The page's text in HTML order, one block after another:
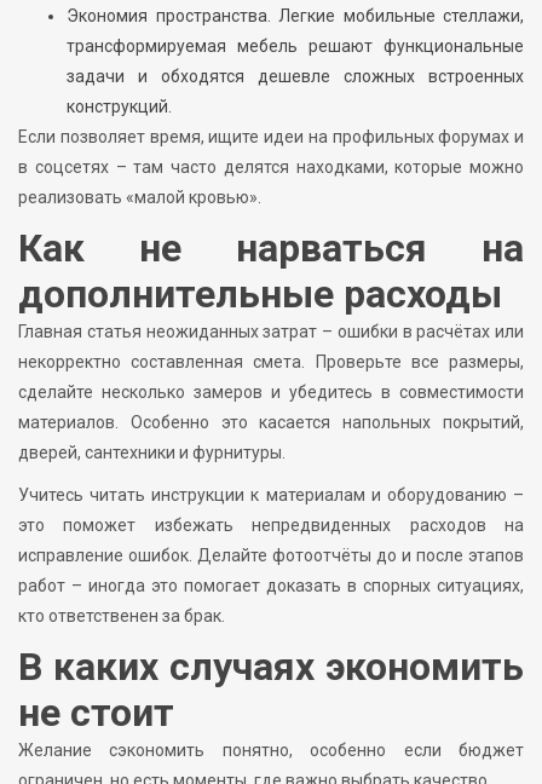
Экономия пространства. Легкие мобильные стеллажи,
трансформируемая мебель решают функциональные
задачи и обходятся дешевле сложных встроенных
конструкций.
Если позволяет время, ищите идеи на профильных форумах и
в соцсетях – там часто делятся находками, которые можно
реализовать «малой кровью».
Как не нарваться на
дополнительные расходы
Главная статья неожиданных затрат – ошибки в расчётах или
некорректно составленная смета. Проверьте все размеры,
сделайте несколько замеров и убедитесь в совместимости
материалов. Особенно это касается напольных покрытий,
дверей, сантехники и фурнитуры.
Учитесь читать инструкции к материалам и оборудованию –
это поможет избежать непредвиденных расходов на
исправление ошибок. Делайте фотоотчёты до и после этапов
работ – иногда это помогает доказать в спорных ситуациях,
кто ответственен за брак.
В каких случаях экономить
не стоит
Желание сэкономить понятно, особенно если бюджет